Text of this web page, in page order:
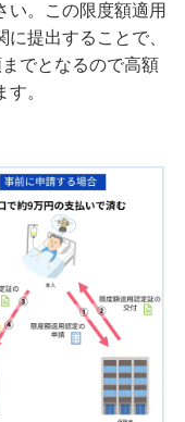
い。この限度額適用
提出することで、
でとなるので高額
。